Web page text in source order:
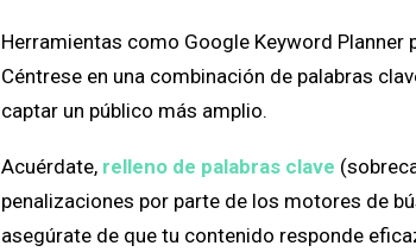
Herramientas como Google Keyword
Céntrese en una combinación de palabras
captar un público más amplio.
Acuérdate, relleno de palabras clave
penalizaciones por parte de los motores de
asegúrate de que tu contenido responde